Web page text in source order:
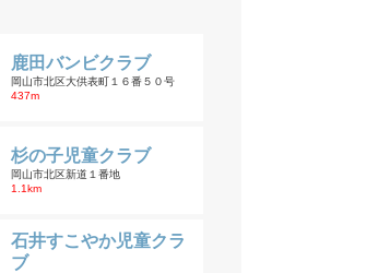
鹿田バンビクラブ
岡山市北区大供表町１６番５０号
437m
杉の子児童クラブ
岡山市北区新道１番地
1.1km
石井すこやか児童クラ
ブ